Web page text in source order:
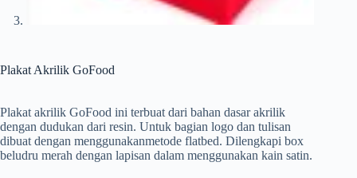
Plakat Akrilik GoFood
Plakat akrilik GoFood ini terbuat dari bahan dasar akrilik
dengan dudukan dari resin. Untuk bagian logo dan tulisan
dibuat dengan menggunakanmetode flatbed. Dilengkapi box
beludru merah dengan lapisan dalam menggunakan kain satin.